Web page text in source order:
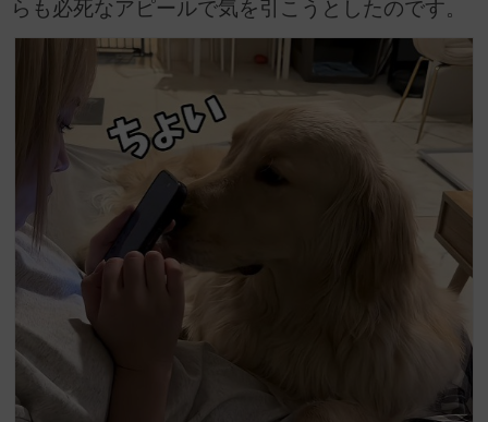
らも必死なアピールで気を引こうとしたのです。